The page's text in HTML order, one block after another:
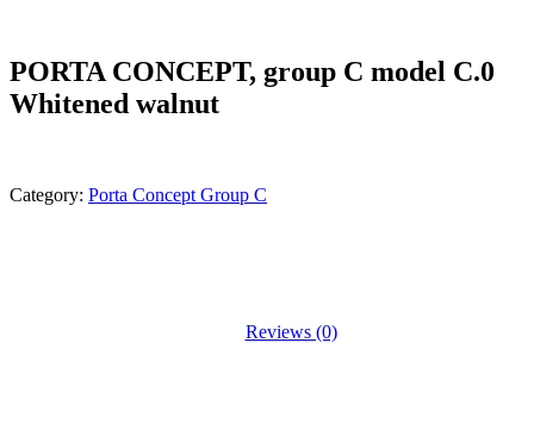
PORTA CONCEPT, group C model C.0
Whitened walnut
Category: Porta Concept Group C
Reviews (0)